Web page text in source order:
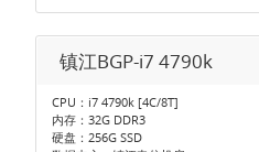
镇江BGP-i7 4790k
CPU：i7 4790k [4C/8T]
内存：32G DDR3
硬盘：256G SSD